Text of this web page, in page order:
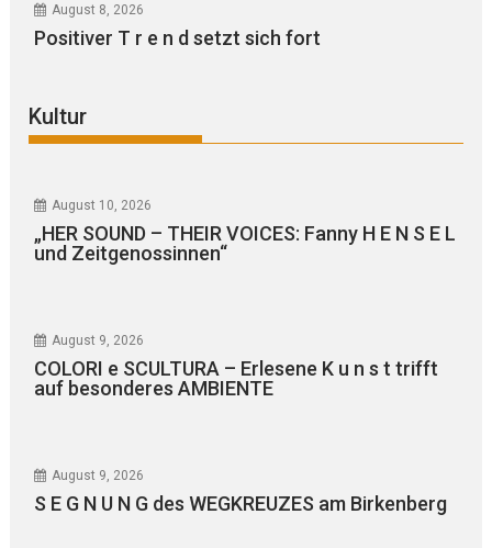
August 8, 2026
Positiver T r e n d setzt sich fort
Kultur
August 10, 2026
„HER SOUND – THEIR VOICES: Fanny H E N S E L
und Zeitgenossinnen“
August 9, 2026
COLORI e SCULTURA – Erlesene K u n s t trifft
auf besonderes AMBIENTE
August 9, 2026
S E G N U N G des WEGKREUZES am Birkenberg